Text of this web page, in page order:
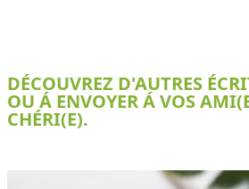
DÉCOUVREZ D'AUTRES
OU Á ENVOYER Á VOS
CHÉRI(E).